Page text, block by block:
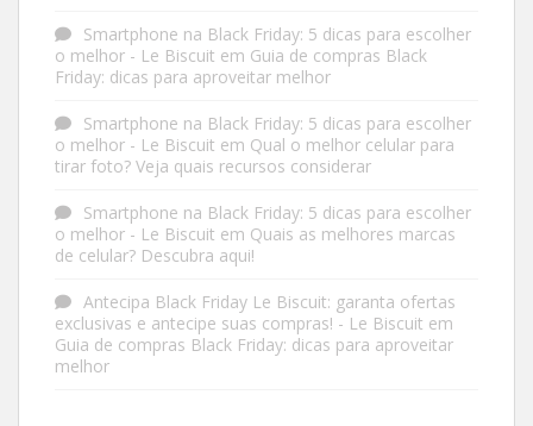
Smartphone na Black Friday: 5 dicas para escolher
o melhor - Le Biscuit em Guia de compras Black
Friday: dicas para aproveitar melhor
Smartphone na Black Friday: 5 dicas para escolher
o melhor - Le Biscuit em Qual o melhor celular para
tirar foto? Veja quais recursos considerar
Smartphone na Black Friday: 5 dicas para escolher
o melhor - Le Biscuit em Quais as melhores marcas
de celular? Descubra aqui!
Antecipa Black Friday Le Biscuit: garanta ofertas
exclusivas e antecipe suas compras! - Le Biscuit em
Guia de compras Black Friday: dicas para aproveitar
melhor